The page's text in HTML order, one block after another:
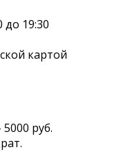
до 19:30
картой
руб.